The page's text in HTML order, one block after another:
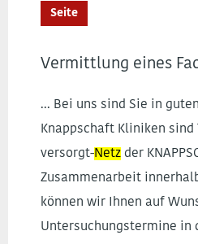
Seite
Vermittlung eines
... Bei uns sind Sie in
Knappschaft Kliniken sind
versorgt-Netz der
Zusammenarbeit
können wir Ihnen auf
Untersuchungstermine in